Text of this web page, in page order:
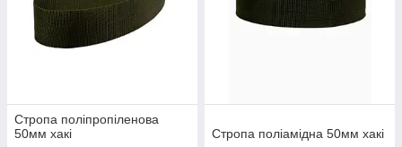
Стропа поліпропіленова
50мм хакі
Стропа поліамідна 50мм хакі